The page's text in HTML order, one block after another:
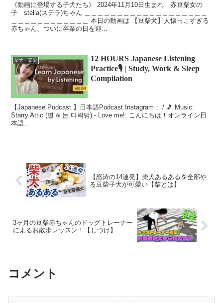
《動画に登場する子犬たち》 2024年11月10日生まれ 赤豆柴女の
子 stella(ステラ)ちゃん ＿＿＿＿＿＿＿＿＿＿＿＿＿＿＿＿＿＿＿
＿＿＿＿＿＿＿＿＿＿＿＿ 本日の動画は 【豆柴犬】人懐っこすぎる
赤ちゃん、ついに卒業の日を迎...
柴犬・豆柴
12 HOURS Japanese Listening
Practice🎙 | Study, Work & Sleep
Compilation
【Japanese Podcast 】日本語Podcast Instagram： / 🎵 Music:
Starry Attic (별 헤는 다락방) - Love me!: こんにちは！オンライン日
本語...
【怒涛の14連発】柴犬あるあるを全部や
る豆柴子犬が可愛い【柴とは】
3ヶ月の豆柴赤ちゃんのドッグトレーナー
によるお散歩レッスン！【しつけ】
コメント